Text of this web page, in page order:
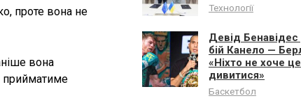
проте вона не
вона
прийматиме
Технології
Девід Бенавідес
бій Канело —
«Ніхто не хоче це
дивитися»
Баскетбол